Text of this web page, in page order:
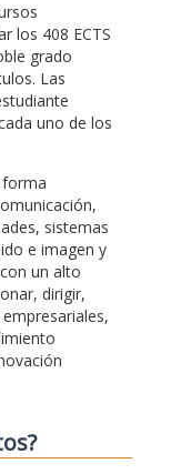
los 408 ECTS
grado
Las
uno de los
forma
sistemas
e imagen y
un alto
dirigir,